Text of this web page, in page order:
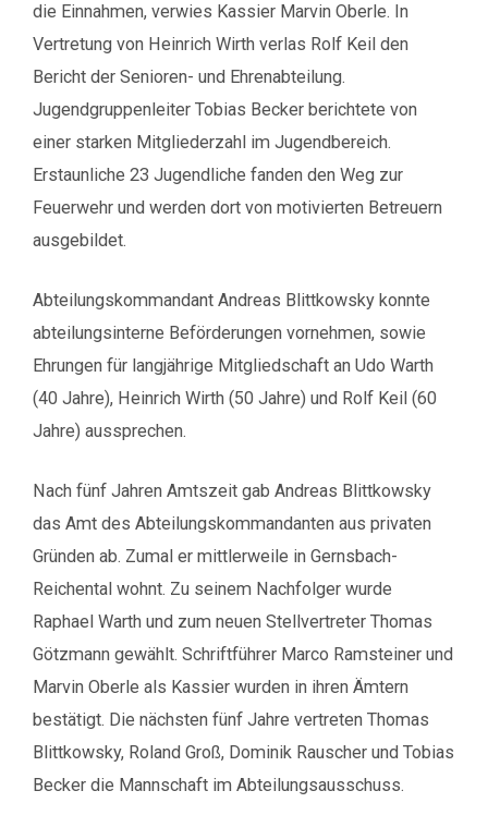
die Einnahmen, verwies Kassier Marvin Oberle. In
Vertretung von Heinrich Wirth verlas Rolf Keil den
Bericht der Senioren- und Ehrenabteilung.
Jugendgruppenleiter Tobias Becker berichtete von
einer starken Mitgliederzahl im Jugendbereich.
Erstaunliche 23 Jugendliche fanden den Weg zur
Feuerwehr und werden dort von motivierten Betreuern
ausgebildet.
Abteilungskommandant Andreas Blittkowsky konnte
abteilungsinterne Beförderungen vornehmen, sowie
Ehrungen für langjährige Mitgliedschaft an Udo Warth
(40 Jahre), Heinrich Wirth (50 Jahre) und Rolf Keil (60
Jahre) aussprechen.
Nach fünf Jahren Amtszeit gab Andreas Blittkowsky
das Amt des Abteilungskommandanten aus privaten
Gründen ab. Zumal er mittlerweile in Gernsbach-
Reichental wohnt. Zu seinem Nachfolger wurde
Raphael Warth und zum neuen Stellvertreter Thomas
Götzmann gewählt. Schriftführer Marco Ramsteiner und
Marvin Oberle als Kassier wurden in ihren Ämtern
bestätigt. Die nächsten fünf Jahre vertreten Thomas
Blittkowsky, Roland Groß, Dominik Rauscher und Tobias
Becker die Mannschaft im Abteilungsausschuss.